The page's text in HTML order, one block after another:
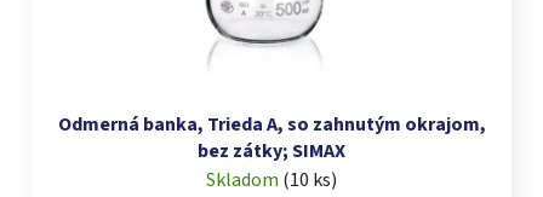
Odmerná banka, Trieda A, so zahnutým okrajom,
bez zátky; SIMAX
Skladom (10 ks)